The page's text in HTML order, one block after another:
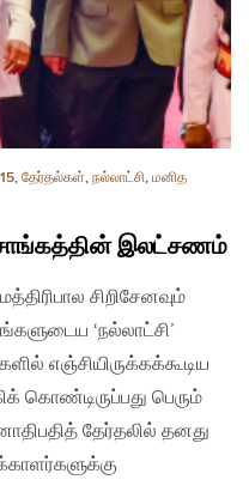
, தேர்தல்கள், நல்லாட்சி, மனித
இலட்சணம்
சிறிசேனவும்
‘நல்லாட்சி’
எஞ்சியிருக்கக்கூடிய
கொண்டிருப்பது பெரும்
தேர்தலில் தனது